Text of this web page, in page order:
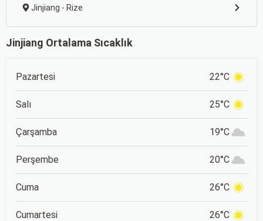
Jinjiang - Rize
Jinjiang Ortalama Sıcaklık
Pazartesi 22°C
Salı 25°C
Çarşamba 19°C
Perşembe 20°C
Cuma 26°C
Cumartesi 26°C